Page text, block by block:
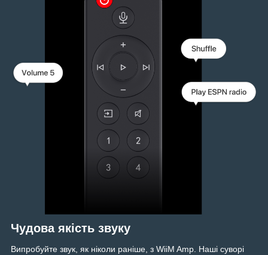
Чудова якість звуку
Випробуйте звук, як ніколи раніше, з WiiM Amp. Наші суворі